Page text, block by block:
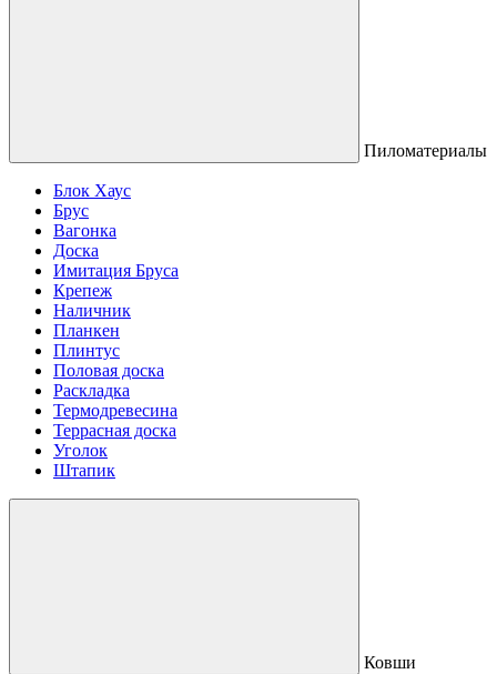
Пиломатериалы
Блок Хаус
Брус
Вагонка
Доска
Имитация Бруса
Крепеж
Наличник
Планкен
Плинтус
Половая доска
Раскладка
Термодревесина
Террасная доска
Уголок
Штапик
Ковши